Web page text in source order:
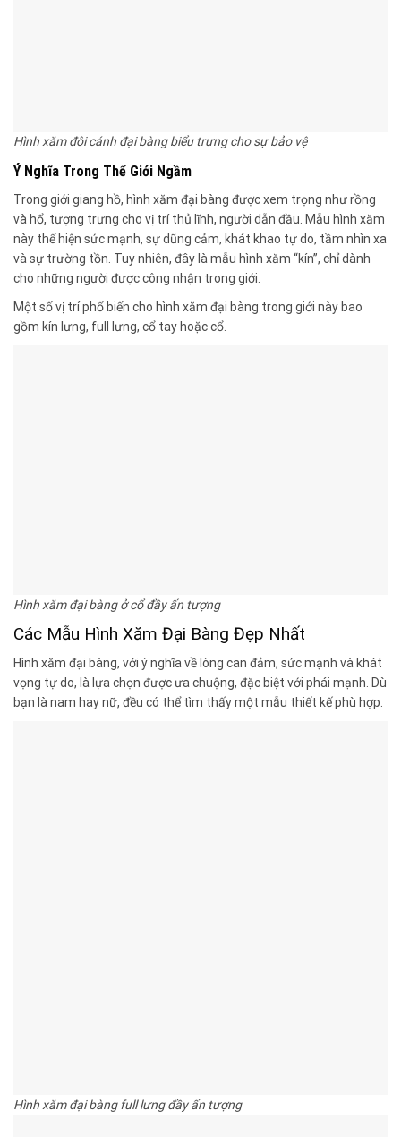
Hình xăm đôi cánh đại bàng biểu trưng cho sự bảo vệ
Ý Nghĩa Trong Thế Giới Ngầm
Trong giới giang hồ, hình xăm đại bàng được xem trọng như rồng
và hổ, tượng trưng cho vị trí thủ lĩnh, người dẫn đầu. Mẫu hình xăm
này thể hiện sức mạnh, sự dũng cảm, khát khao tự do, tầm nhìn xa
và sự trường tồn. Tuy nhiên, đây là mẫu hình xăm “kín”, chỉ dành
cho những người được công nhận trong giới.
Một số vị trí phổ biến cho hình xăm đại bàng trong giới này bao
gồm kín lưng, full lưng, cổ tay hoặc cổ.
Hình xăm đại bàng ở cổ đầy ấn tượng
Các Mẫu Hình Xăm Đại Bàng Đẹp Nhất
Hình xăm đại bàng, với ý nghĩa về lòng can đảm, sức mạnh và khát
vọng tự do, là lựa chọn được ưa chuộng, đặc biệt với phái mạnh. Dù
bạn là nam hay nữ, đều có thể tìm thấy một mẫu thiết kế phù hợp.
Hình xăm đại bàng full lưng đầy ấn tượng